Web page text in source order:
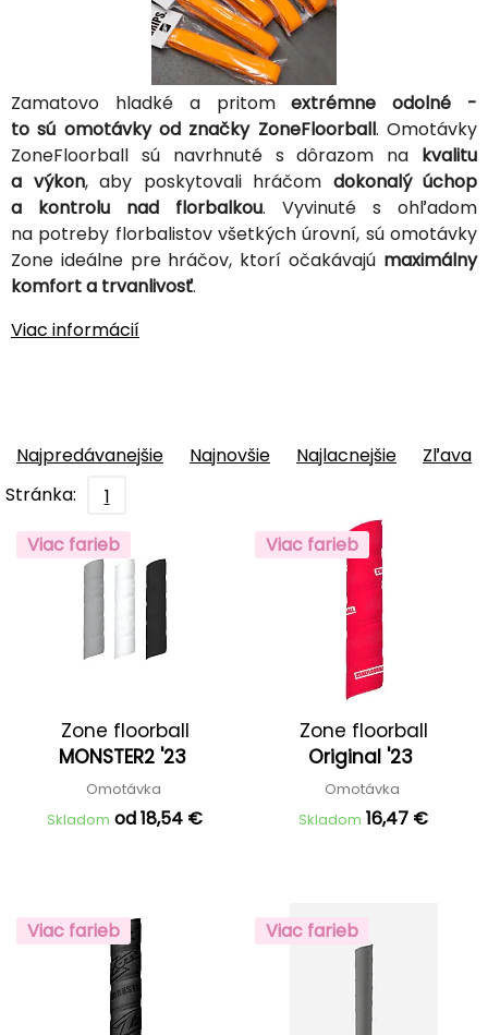
Zamatovo hladké a pritomextrémne odolné -
to sú omotávky od značky ZoneFloorball. Omotávky
ZoneFloorball sú navrhnuté s dôrazom na kvalitu
a výkon, aby poskytovali hráčom dokonalý úchop
a kontrolu nad florbalkou. Vyvinuté s ohľadom
na potreby florbalistov všetkých úrovní, sú omotávky
Zone ideálne pre hráčov, ktorí očakávajú maximálny
komfort a trvanlivosť.
Viac informácií
Najpredávanejšie Najnovšie Najlacnejšie
Zľava
Stránka:
1
Viac farieb
Zone floorball
MONSTER2 '23
Omotávka
Skladom od 18,54 €
Viac farieb
Zone floorball
Original '23
Omotávka
Skladom 16,47 €
Viac farieb Viac farieb